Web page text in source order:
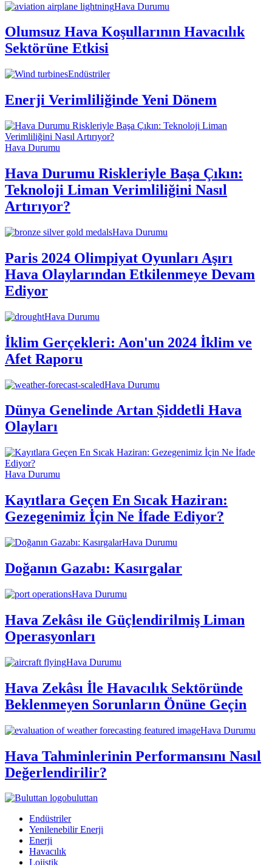
Hava Durumu
Olumsuz Hava Koşullarının Havacılık
Sektörüne Etkisi
Endüstriler
Enerji Verimliliğinde Yeni Dönem
Hava Durumu
Hava Durumu Riskleriyle Başa Çıkın:
Teknoloji Liman Verimliliğini Nasıl
Artırıyor?
Hava Durumu
Paris 2024 Olimpiyat Oyunları Aşırı
Hava Olaylarından Etkilenmeye Devam
Ediyor
Hava Durumu
İklim Gerçekleri: Aon'un 2024 İklim ve
Afet Raporu
Hava Durumu
Dünya Genelinde Artan Şiddetli Hava
Olayları
Hava Durumu
Kayıtlara Geçen En Sıcak Haziran:
Gezegenimiz İçin Ne İfade Ediyor?
Hava Durumu
Doğanın Gazabı: Kasırgalar
Hava Durumu
Hava Zekâsı ile Güçlendirilmiş Liman
Operasyonları
Hava Durumu
Hava Zekâsı İle Havacılık Sektöründe
Beklenmeyen Sorunların Önüne Geçin
Hava Durumu
Hava Tahminlerinin Performansını Nasıl
Değerlendirilir?
buluttan
Endüstriler
Yenilenebilir Enerji
Enerji
Havacılık
Lojistik